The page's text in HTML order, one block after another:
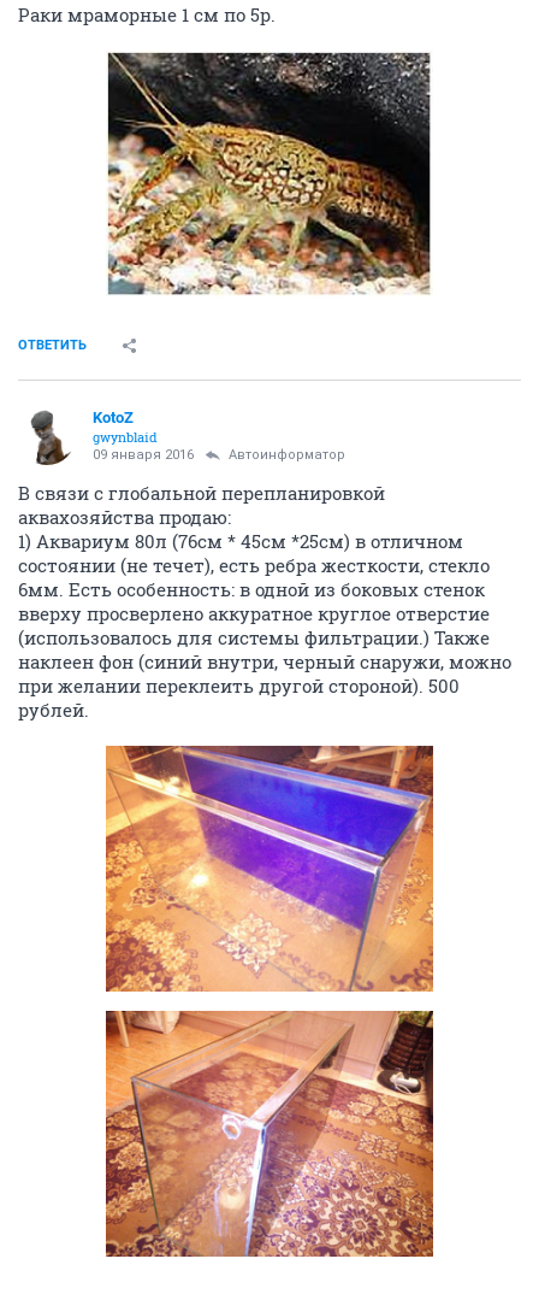
Раки мраморные 1 см по 5р.
ОТВЕТИТЬ
KotoZ
gwynblaid
09 января 2016 Автоинформатор
В связи с глобальной перепланировкой
аквахозяйства продаю:
1) Аквариум 80л (76см * 45см *25см) в отличном
состоянии (не течет), есть ребра жесткости, стекло
6мм. Есть особенность: в одной из боковых стенок
вверху просверлено аккуратное круглое отверстие
(использовалось для системы фильтрации.) Также
наклеен фон (синий внутри, черный снаружи, можно
при желании переклеить другой стороной). 500
рублей.